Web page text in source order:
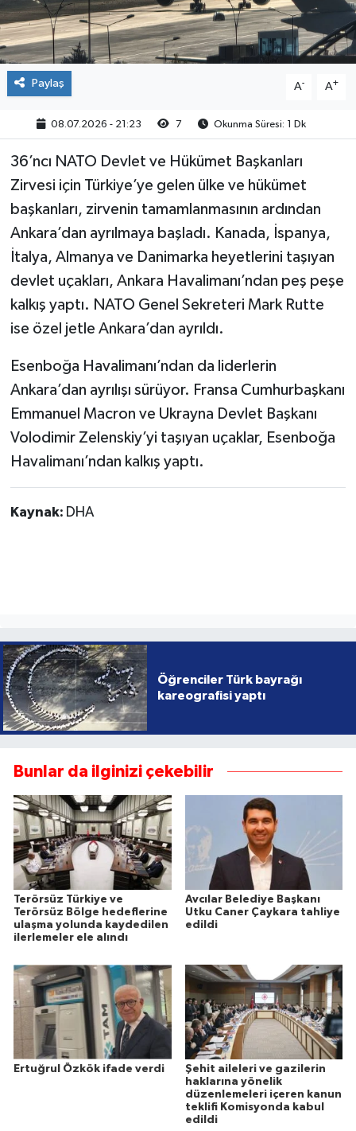
Paylaş A- A+
08.07.2026 - 21:23 7 Okunma Süresi: 1 Dk
36’ncı NATO Devlet ve Hükümet Başkanları
Zirvesi için Türkiye’ye gelen ülke ve hükümet
başkanları, zirvenin tamamlanmasının ardından
Ankara’dan ayrılmaya başladı. Kanada, İspanya,
İtalya, Almanya ve Danimarka heyetlerini taşıyan
devlet uçakları, Ankara Havalimanı’ndan peş peşe
kalkış yaptı. NATO Genel Sekreteri Mark Rutte
ise özel jetle Ankara’dan ayrıldı.
Esenboğa Havalimanı’ndan da liderlerin
Ankara’dan ayrılışı sürüyor. Fransa Cumhurbaşkanı
Emmanuel Macron ve Ukrayna Devlet Başkanı
Volodimir Zelenskiy’yi taşıyan uçaklar, Esenboğa
Havalimanı’ndan kalkış yaptı.
Kaynak: DHA
Öğrenciler Türk bayrağı
kareografisi yaptı
Bunlar da ilginizi çekebilir
Terörsüz Türkiye ve
Terörsüz Bölge hedeflerine
ulaşma yolunda kaydedilen
ilerlemeler ele alındı
Avcılar Belediye Başkanı
Utku Caner Çaykara tahliye
edildi
Ertuğrul Özkök ifade verdi
Şehit aileleri ve gazilerin
haklarına yönelik
düzenlemeleri içeren kanun
teklifi Komisyonda kabul
edildi